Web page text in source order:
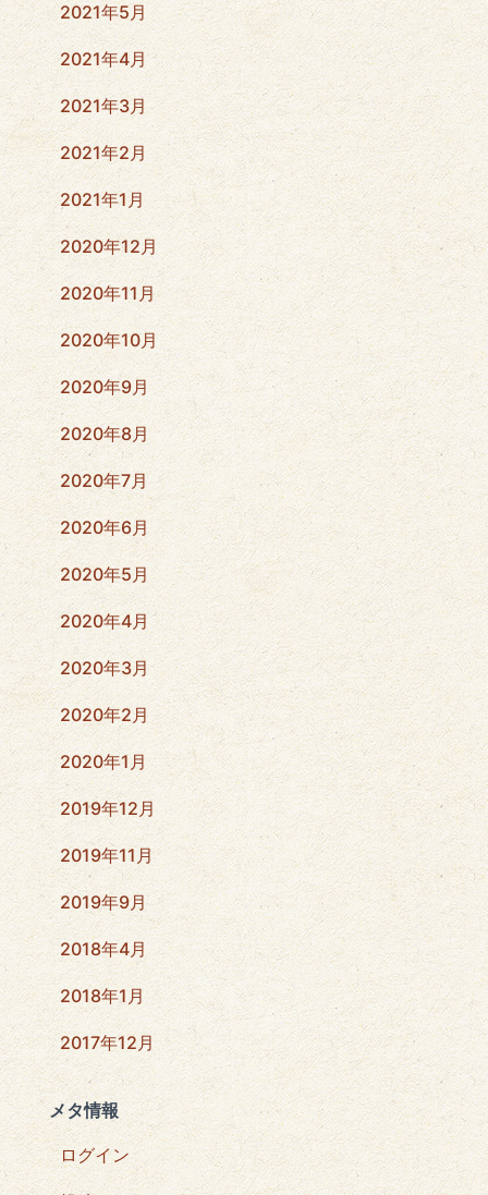
2021年5月
2021年4月
2021年3月
2021年2月
2021年1月
2020年12月
2020年11月
2020年10月
2020年9月
2020年8月
2020年7月
2020年6月
2020年5月
2020年4月
2020年3月
2020年2月
2020年1月
2019年12月
2019年11月
2019年9月
2018年4月
2018年1月
2017年12月
メタ情報
ログイン